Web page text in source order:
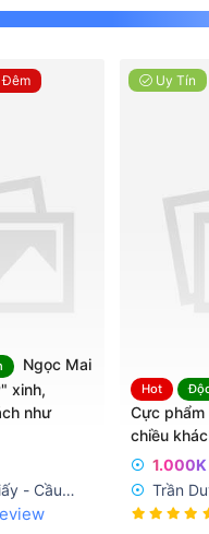
Đêm
Ngọc Mai
xinh,
như
- Cầu
Uy Tín
Hot
Cực phẩm
chiều
1.000K
Trần
Chánh